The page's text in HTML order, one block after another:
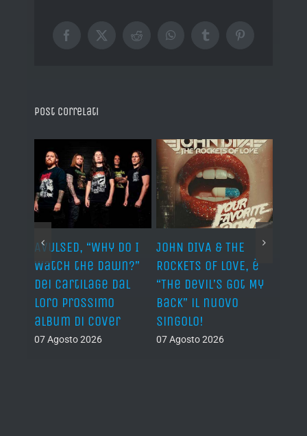
Facebook
X RedditWhatsAppTumblrPinterest
Post correlati
AVULSED, “Why Do I
Watch the Dawn?”
dei Cartilage dal
loro prossimo
album di cover
07 Agosto 2026
JOHN DIVA & THE
ROCKETS OF LOVE, è
“The Devil’s Got My
Back” il nuovo
singolo!
07 Agosto 2026